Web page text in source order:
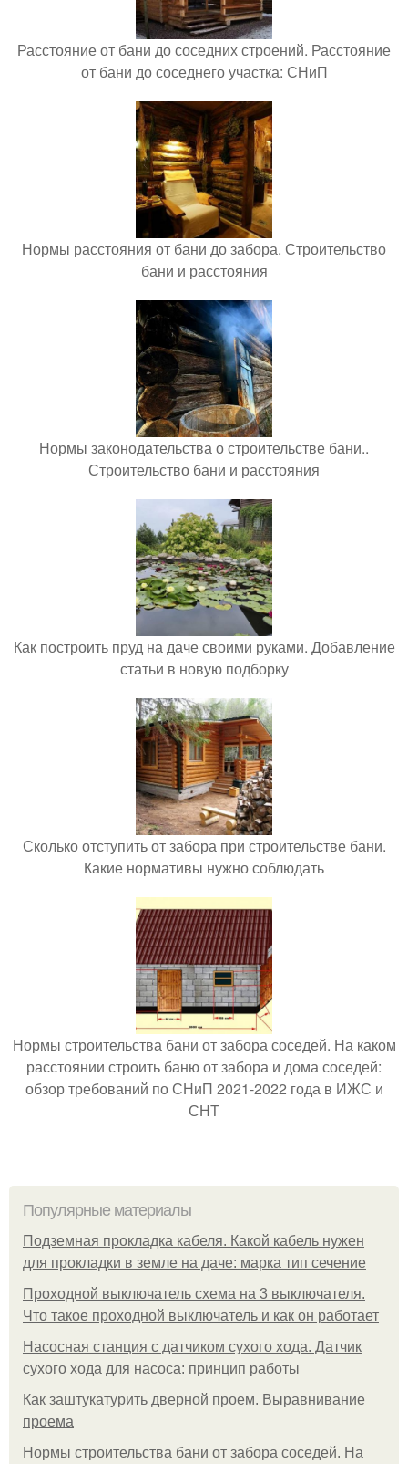
Расстояние от бани до соседних строений. Расстояние
от бани до соседнего участка: СНиП
Нормы расстояния от бани до забора. Строительство
бани и расстояния
Нормы законодательства о строительстве бани..
Строительство бани и расстояния
Как построить пруд на даче своими руками. Добавление
статьи в новую подборку
Сколько отступить от забора при строительстве бани.
Какие нормативы нужно соблюдать
Нормы строительства бани от забора соседей. На каком
расстоянии строить баню от забора и дома соседей:
обзор требований по СНиП 2021-2022 года в ИЖС и
СНТ
Популярные материалы
Подземная прокладка кабеля. Какой кабель нужен
для прокладки в земле на даче: марка тип сечение
Проходной выключатель схема на 3 выключателя.
Что такое проходной выключатель и как он работает
Насосная станция с датчиком сухого хода. Датчик
сухого хода для насоса: принцип работы
Как заштукатурить дверной проем. Выравнивание
проема
Нормы строительства бани от забора соседей. На